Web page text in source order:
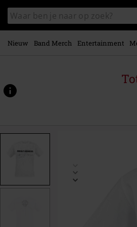
naar
hoofdinhoud
Zoek
in
catalogus
Nieuw Band Merch Entertainment
www.large.be/p/engel/507746.html